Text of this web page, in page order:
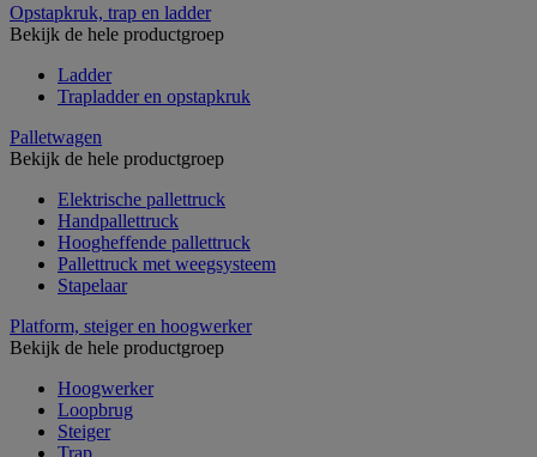
Opstapkruk, trap en ladder
Bekijk de hele productgroep
Ladder
Trapladder en opstapkruk
Palletwagen
Bekijk de hele productgroep
Elektrische pallettruck
Handpallettruck
Hoogheffende pallettruck
Pallettruck met weegsysteem
Stapelaar
Platform, steiger en hoogwerker
Bekijk de hele productgroep
Hoogwerker
Loopbrug
Steiger
Trap